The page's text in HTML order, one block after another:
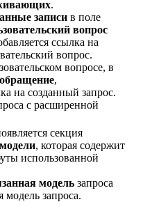
.
записи в поле
вопрос
ссылка на
вопрос.
вопросе, в
,
на созданный запрос.
с расширенной
секция
, которая содержит
использованной
модель запроса
модель запроса.